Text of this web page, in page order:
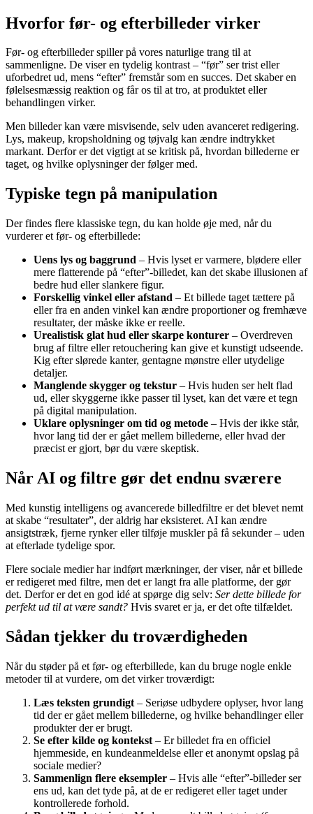
Hvorfor før- og efterbilleder virker
Før- og efterbilleder spiller på vores naturlige trang til at
sammenligne. De viser en tydelig kontrast – “før” ser trist eller
uforbedret ud, mens “efter” fremstår som en succes. Det skaber en
følelsesmæssig reaktion og får os til at tro, at produktet eller
behandlingen virker.
Men billeder kan være misvisende, selv uden avanceret redigering.
Lys, makeup, kropsholdning og tøjvalg kan ændre indtrykket
markant. Derfor er det vigtigt at se kritisk på, hvordan billederne er
taget, og hvilke oplysninger der følger med.
Typiske tegn på manipulation
Der findes flere klassiske tegn, du kan holde øje med, når du
vurderer et før- og efterbillede:
Uens lys og baggrund – Hvis lyset er varmere, blødere eller
mere flatterende på “efter”-billedet, kan det skabe illusionen af
bedre hud eller slankere figur.
Forskellig vinkel eller afstand – Et billede taget tættere på
eller fra en anden vinkel kan ændre proportioner og fremhæve
resultater, der måske ikke er reelle.
Urealistisk glat hud eller skarpe konturer – Overdreven
brug af filtre eller retouchering kan give et kunstigt udseende.
Kig efter slørede kanter, gentagne mønstre eller utydelige
detaljer.
Manglende skygger og tekstur – Hvis huden ser helt flad
ud, eller skyggerne ikke passer til lyset, kan det være et tegn
på digital manipulation.
Uklare oplysninger om tid og metode – Hvis der ikke står,
hvor lang tid der er gået mellem billederne, eller hvad der
præcist er gjort, bør du være skeptisk.
Når AI og filtre gør det endnu sværere
Med kunstig intelligens og avancerede billedfiltre er det blevet nemt
at skabe “resultater”, der aldrig har eksisteret. AI kan ændre
ansigtstræk, fjerne rynker eller tilføje muskler på få sekunder – uden
at efterlade tydelige spor.
Flere sociale medier har indført mærkninger, der viser, når et billede
er redigeret med filtre, men det er langt fra alle platforme, der gør
det. Derfor er det en god idé at spørge dig selv: Ser dette billede for
perfekt ud til at være sandt? Hvis svaret er ja, er det ofte tilfældet.
Sådan tjekker du troværdigheden
Når du støder på et før- og efterbillede, kan du bruge nogle enkle
metoder til at vurdere, om det virker troværdigt:
Læs teksten grundigt – Seriøse udbydere oplyser, hvor lang
tid der er gået mellem billederne, og hvilke behandlinger eller
produkter der er brugt.
Se efter kilde og kontekst – Er billedet fra en officiel
hjemmeside, en kundeanmeldelse eller et anonymt opslag på
sociale medier?
Sammenlign flere eksempler – Hvis alle “efter”-billeder ser
ens ud, kan det tyde på, at de er redigeret eller taget under
kontrollerede forhold.